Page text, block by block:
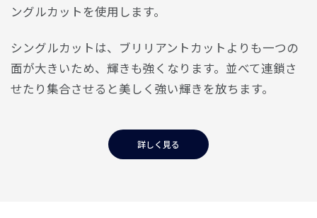
ングルカットを使用します。
シングルカットは、ブリリアントカットよりも一つの
面が大きいため、輝きも強くなります。並べて連鎖さ
せたり集合させると美しく強い輝きを放ちます。
詳しく見る